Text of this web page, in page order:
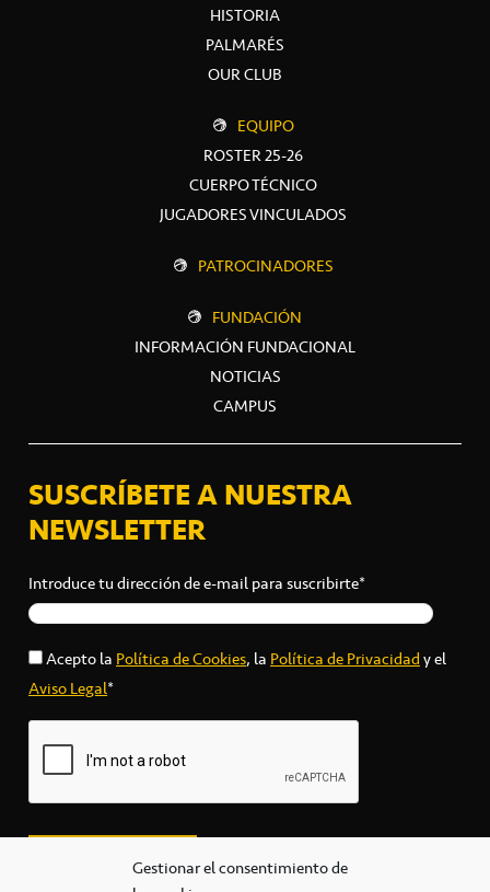
Gestionar el consentimiento de
HISTORIA
PALMARÉS
OUR CLUB
EQUIPO
ROSTER 25-26
CUERPO TÉCNICO
JUGADORES VINCULADOS
PATROCINADORES
FUNDACIÓN
INFORMACIÓN FUNDACIONAL
NOTICIAS
CAMPUS
SUSCRÍBETE A NUESTRA
NEWSLETTER
Introduce tu dirección de e-mail para suscribirte*
Acepto laPolítica de Cookies, laPolítica de Privacidady el
Aviso Legal*